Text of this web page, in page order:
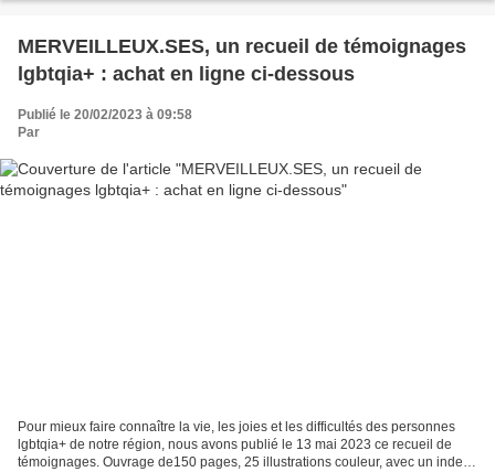
MERVEILLEUX.SES, un recueil de témoignages
lgbtqia+ : achat en ligne ci-dessous
Publié le 20/02/2023 à 09:58
Par
Pour mieux faire connaître la vie, les joies et les difficultés des personnes
lgbtqia+ de notre région, nous avons publié le 13 mai 2023 ce recueil de
témoignages. Ouvrage de150 pages, 25 illustrations couleur, avec un index